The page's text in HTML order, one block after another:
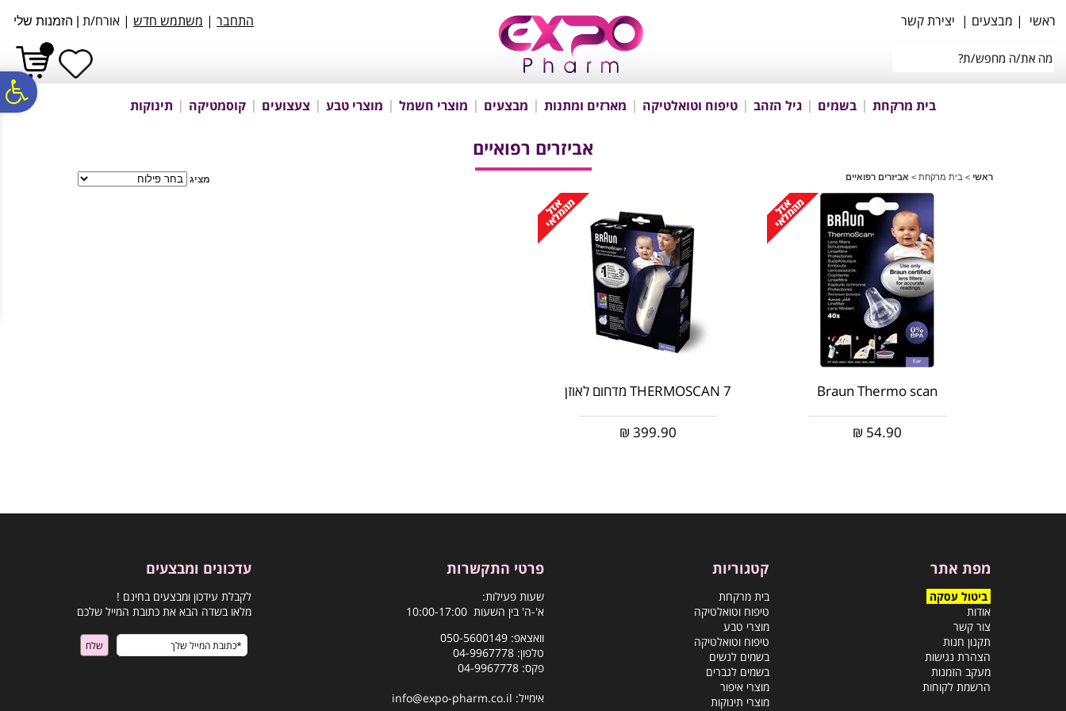
נגישות
אתר
המרכזי
ראשי | מבצעים | יצירת קשר התחבר | משתמש חדש | אורח/ת הזמנות שלי
בית מרקחת בשמים גיל הזהב טיפוח וטואלטיקה מארזים ומתנות מבצעים מוצרי חשמל מוצרי טבע צעצועים קוסמטיקה תינוקות
אביזרים רפואיים
ראשי > בית מרקחת > אביזרים רפואיים מציג
Braun Thermo scan
54.90
₪
THERMOSCAN 7 מדחום לאוזן
399.90
₪
מפת אתר
ביטול עסקה
אודות
צור קשר
תקנון חנות
הצהרת נגישות
מעקב הזמנות
הרשמת לקוחות
קטגוריות
בית מרקחת
טיפוח וטואלטיקה
מוצרי טבע
טיפוח וטואלטיקה
בשמים לנשים
בשמים לגברים
מוצרי איפור
מוצרי תינוקות
פרטי התקשרות
שעות פעילות:
א'-ה' בין השעות 10:00-17:00
וואצאפ: 050-5600149
טלפון: 04-9967778
פקס: 04-9967778
אימייל: info@expo-pharm.co.il
עדכונים ומבצעים
לקבלת עידכון ומבצעים בחינם !
מלאו בשדה הבא את כתובת המייל שלכם